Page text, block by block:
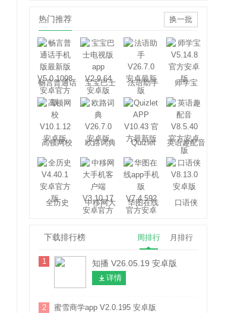
热门推荐 换一批
畅言普通话 宝宝巴士 法语助手 师学宝
高顿网校 欧路词典 Quizlet 英语趣配音
全历史 中移网大 华图在线 口语侠
下载排行榜 周排行 月排行
1 知播 V26.05.19 安卓版
详情
2 蜜雪商学app V2.0.195 安卓版